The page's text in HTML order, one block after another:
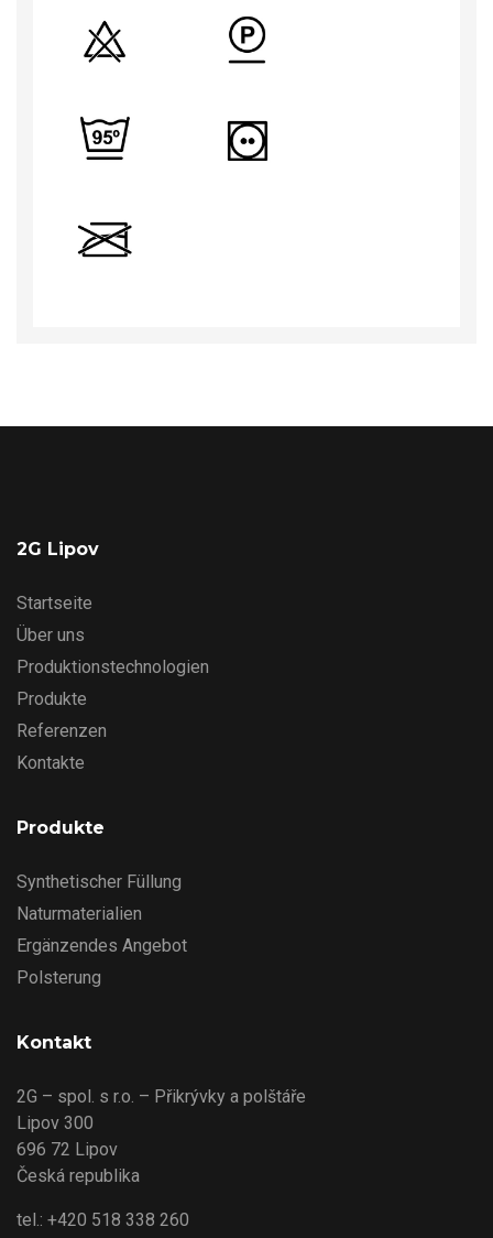
2G Lipov
Startseite
Über uns
Produktionstechnologien
Produkte
Referenzen
Kontakte
Produkte
Synthetischer Füllung
Naturmaterialien
Ergänzendes Angebot
Polsterung
Kontakt
2G – spol. s r.o. – Přikrývky a polštáře
Lipov 300
696 72 Lipov
Česká republika
tel.: +420 518 338 260